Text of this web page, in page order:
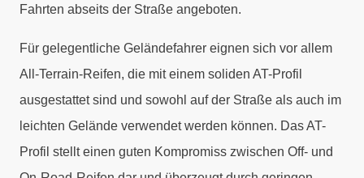
Fahrten abseits der Straße angeboten.
Für gelegentliche Geländefahrer eignen sich vor allem
All-Terrain-Reifen, die mit einem soliden AT-Profil
ausgestattet sind und sowohl auf der Straße als auch im
leichten Gelände verwendet werden können. Das AT-
Profil stellt einen guten Kompromiss zwischen Off- und